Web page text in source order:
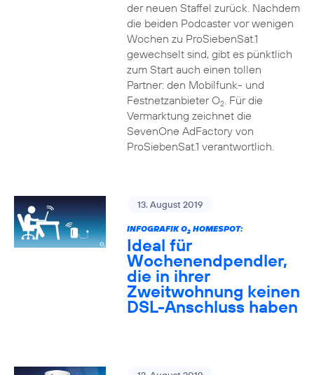
der neuen Staffel zurück. Nachdem
die beiden Podcaster vor wenigen
Wochen zu ProSiebenSat.1
gewechselt sind, gibt es pünktlich
zum Start auch einen tollen
Partner: den Mobilfunk- und
Festnetzanbieter O2. Für die
Vermarktung zeichnet die
SevenOne AdFactory von
ProSiebenSat.1 verantwortlich.
13. August 2019
INFOGRAFIK O2HOMESPOT:
Ideal für
Wochenendpendler,
die in ihrer
Zweitwohnung keinen
DSL-Anschluss haben